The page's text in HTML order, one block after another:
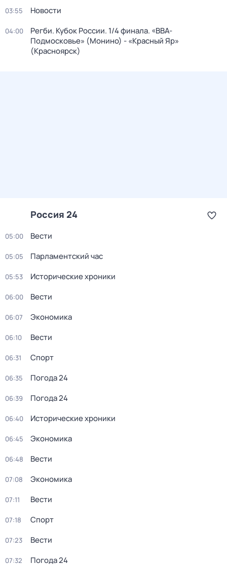
03:55 Новости
04:00
Регби. Кубок России. 1/4 финала. «ВВА-
Подмосковье» (Монино) - «Красный Яр»
(Красноярск)
Россия 24
05:00 Вести
05:05 Парламентский час
05:53 Исторические хроники
06:00 Вести
06:07 Экономика
06:10 Вести
06:31 Спорт
06:35 Погода 24
06:39 Погода 24
06:40 Исторические хроники
06:45 Экономика
06:48 Вести
07:08 Экономика
07:11 Вести
07:18 Спорт
07:23 Вести
07:32 Погода 24